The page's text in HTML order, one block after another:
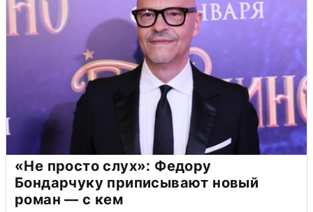
«Не просто слух»: Федору
Бондарчуку приписывают новый
роман — с кем